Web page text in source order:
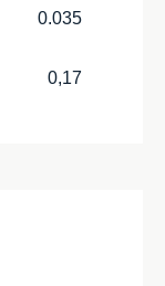
0.035
0,17